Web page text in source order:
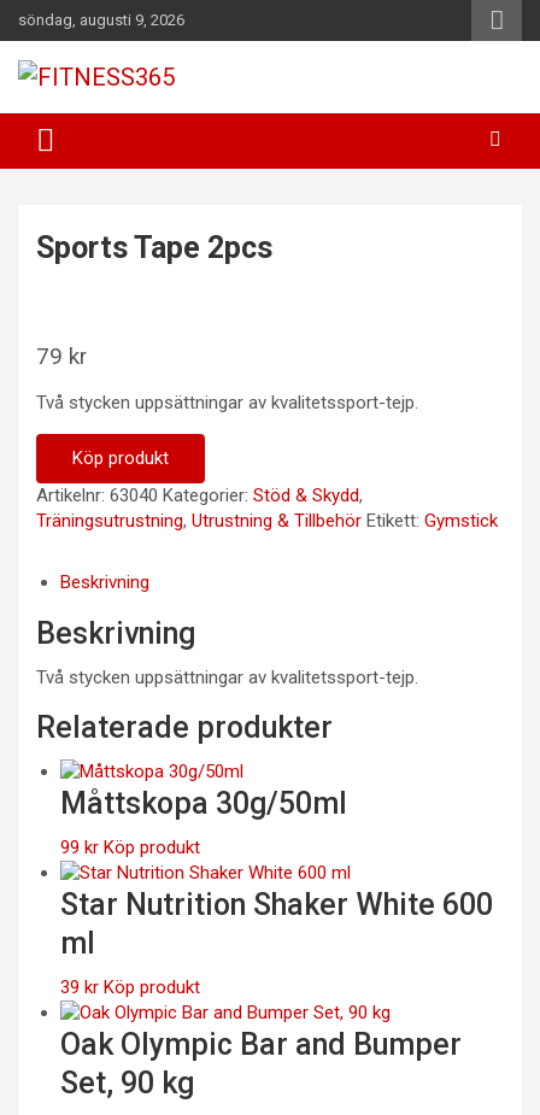
Hoppa
till
innehåll
söndag, augusti 9, 2026
FITNESS365
Sports Tape 2pcs
79 kr
Två stycken uppsättningar av kvalitetssport-tejp.
Köp produkt
Artikelnr: 63040 Kategorier: Stöd & Skydd,
Träningsutrustning, Utrustning & Tillbehör Etikett: Gymstick
Beskrivning
Beskrivning
Två stycken uppsättningar av kvalitetssport-tejp.
Relaterade produkter
Måttskopa 30g/50ml
99 kr Köp produkt
Star Nutrition Shaker White 600
ml
39 kr Köp produkt
Oak Olympic Bar and Bumper
Set, 90 kg